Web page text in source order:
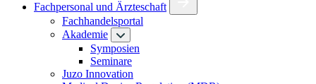
Fachpersonal und Ärzteschaft
Fachhandelsportal
Akademie
Symposien
Seminare
Juzo Innovation